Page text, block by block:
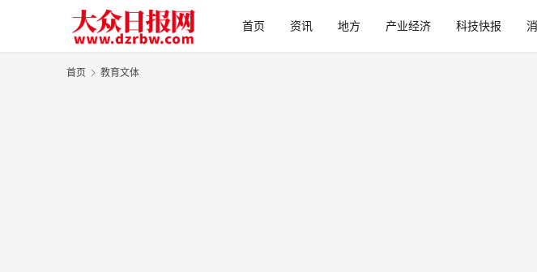
首页 资讯 地方 产业经济 科技快报
首页 教育文体